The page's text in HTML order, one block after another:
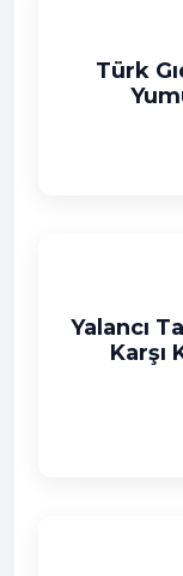
Türk
Yalancı
Karşı